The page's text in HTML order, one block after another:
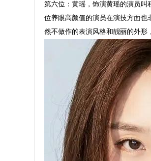
第六位：黄瑶，饰演黄瑶的演员
位养眼高颜值的演员在演技方面
然不做作的表演风格和靓丽的外